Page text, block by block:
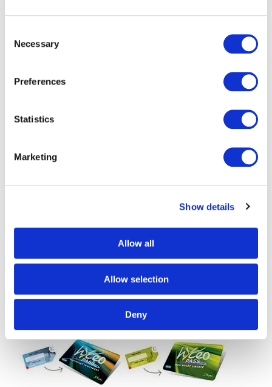
Selection
Necessary
Preferences
Statistics
Marketing
Show details
Allow all
Allow selection
Deny
Pour le projet, la Carène, l’autorité organisatrice de la
équippé 150 véhicules de 300 valideurs sans contact
d’accès sans contact à de nombreuses villes en France
et à l’étranger et est très heureux de pouvoir maintenant